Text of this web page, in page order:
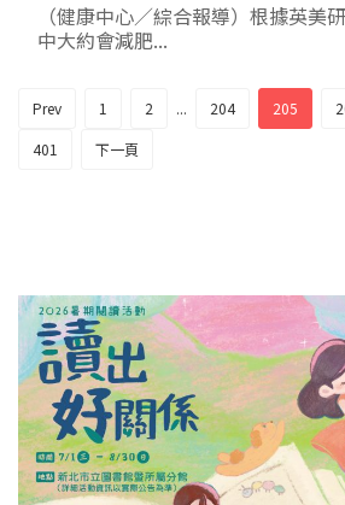
（健康中心／綜合報導）根據英美
中大約會減肥...
Prev 1 2 ... 204 205
401
下一頁